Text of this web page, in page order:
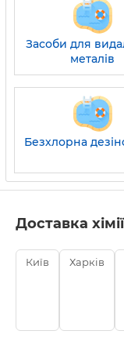
Засоби для
металів
Безхлорна
Доставка
Київ Харків